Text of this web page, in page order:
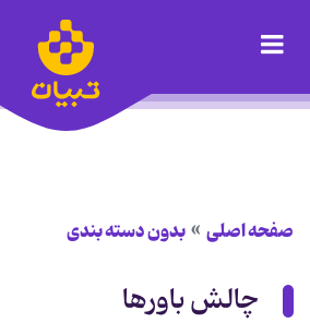
صفحه اصلی بدون دسته بندی
چالش باورها